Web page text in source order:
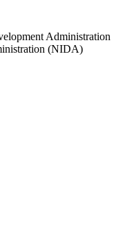
Administration
(NIDA)